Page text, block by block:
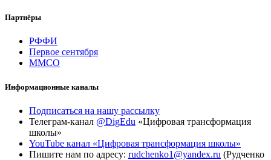
Партнёры
РФФИ
Первое сентября
ММСО
Информационные каналы
Подписаться на нашу рассылку
Телеграм-канал @DigEdu «Цифровая трансформация
школы»
YouTube канал «Цифровая трансформация школы»
Пишите нам по адресу: rudchenko1@yandex.ru (Рудченко